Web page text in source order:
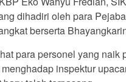
dihadiri oleh para
berserta
para personel yang naik
inspektur